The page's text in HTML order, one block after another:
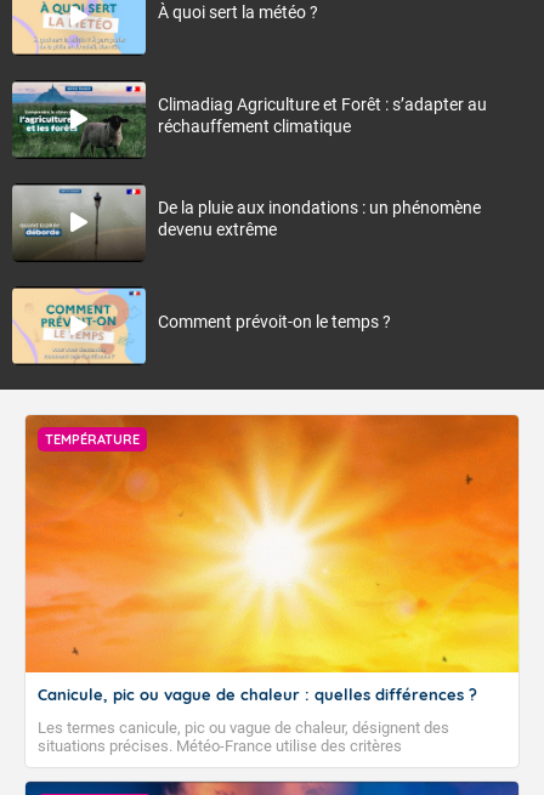
À quoi sert la météo ?
Climadiag Agriculture et Forêt : s’adapter au
réchauffement climatique
De la pluie aux inondations : un phénomène
devenu extrême
Comment prévoit-on le temps ?
TEMPÉRATURE
Canicule, pic ou vague de chaleur : quelles différences ?
Les termes canicule, pic ou vague de chaleur, désignent des
situations précises. Météo-France utilise des critères
climatologiques pour évaluer et qualifier les épisodes de chaleur qui
peuvent avoir des impacts sanitaires et socio-économiques